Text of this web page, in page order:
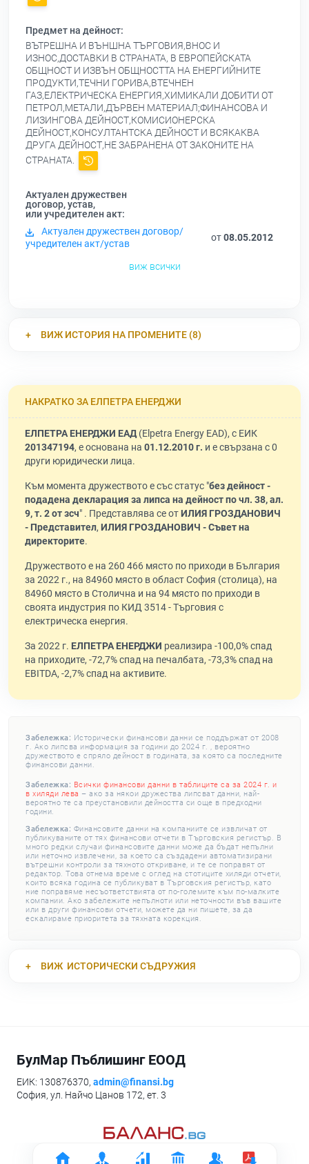
Предмет на дейност:
ВЪТРЕШНА И ВЪНШНА ТЪРГОВИЯ,ВНОС И
ИЗНОС,ДОСТАВКИ В СТРАНАТА, В ЕВРОПЕЙСКАТА
ОБЩНОСТ И ИЗВЪН ОБЩНОСТТА НА ЕНЕРГИЙНИТЕ
ПРОДУКТИ,ТЕЧНИ ГОРИВА,ВТЕЧНЕН
ГАЗ,ЕЛЕКТРИЧЕСКА ЕНЕРГИЯ,ХИМИКАЛИ ДОБИТИ ОТ
ПЕТРОЛ,МЕТАЛИ,ДЪРВЕН МАТЕРИАЛ;ФИНАНСОВА И
ЛИЗИНГОВА ДЕЙНОСТ,КОМИСИОНЕРСКА
ДЕЙНОСТ,КОНСУЛТАНТСКА ДЕЙНОСТ И ВСЯКАКВА
ДРУГА ДЕЙНОСТ,НЕ ЗАБРАНЕНА ОТ ЗАКОНИТЕ НА
СТРАНАТА.
Актуален дружествен
договор, устав,
или учредителен акт:
Актуален дружествен договор/
учредителен акт/устав
от08.05.2012
виж всички
ВИЖ ИСТОРИЯ НА ПРОМЕНИТЕ (8)
НАКРАТКО ЗА ЕЛПЕТРА ЕНЕРДЖИ
ЕЛПЕТРА ЕНЕРДЖИ ЕАД(Elpetra Energy EAD), с ЕИК
201347194, е основана на 01.12.2010 г. и е свързана с 0
други юридически лица.
Към момента дружеството е със статус "без дейност -
подадена декларация за липса на дейност по чл. 38, ал.
9, т. 2 от зсч" . Представлява се отИЛИЯ ГРОЗДАНОВИЧ
- Представител, ИЛИЯ ГРОЗДАНОВИЧ - Съвет на
директорите.
Дружеството е на 260 466 място по приходи в България
за 2022 г., на 84960 място в област София (столица), на
84960 място в Столична и на 94 място по приходи в
своята индустрия по КИД 3514 - Търговия с
електрическа енергия.
За 2022 г. ЕЛПЕТРА ЕНЕРДЖИ реализира -100,0% спад
на приходите, -72,7% спад на печалбата, -73,3% спад на
EBITDA, -2,7% спад на активите.
Забележка: Исторически финансови данни се поддържат от 2008
г. Ако липсва информация за години до 2024 г. , вероятно
дружеството е спряло дейност в годината, за която са последните
финансови данни.
Забележка: Всички финансови данни в таблиците са за 2024 г. и
в хиляди лева – ако за някои дружества липсват данни, най-
вероятно те са преустановили дейността си още в предходни
години.
Забележка: Финансовите данни на компаниите се извличат от
публикуваните от тях финансови отчети в Търговския регистър. В
много редки случаи финансовите данни може да бъдат непълни
или неточно извлечени, за което са създадени автоматизирани
вътрешни контроли за тяхното откриване, и те се поправят от
редактор. Това отнема време с оглед на стотиците хиляди отчети,
които всяка година се публикуват в Търговския регистър, като
ние поправяме несъответствията от по-големите към по-малките
компании. Ако забележите непълноти или неточности във вашите
или в други финансови отчети, можете да ни пишете, за да
ескалираме приоритета за тяхната корекция.
ВИЖ ИСТОРИЧЕСКИ СЪДРУЖИЯ
БулМар Пъблишинг ЕООД
ЕИК: 130876370, admin@finansi.bg
София, ул. Найчо Цанов 172, ет. 3